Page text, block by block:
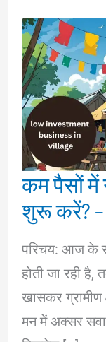
कम पैसों में
शुरू करें? –
परिचय: आज के
होती जा रही
खासकर ग्रामीण
मन में अक्सर